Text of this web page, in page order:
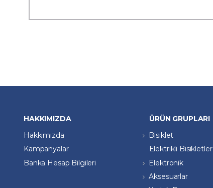
HAKKIMIZDA
Hakkımızda
Kampanyalar
Banka Hesap Bilgileri
ÜRÜN GRUPLARI
Bisiklet
Elektrikli Bisikletler
Elektronik
Aksesuarlar